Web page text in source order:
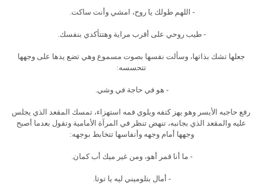
- اللهم طولك يا روح، امشي وأنت ساكت.
- طيب روحي على أقرب مراية وهتتأكدي بنفسك.
جعلها تشك بذاتها، وسألت نفسها بصوت مسموع وهي تضع يدها على وجهها
تتحسسه:
- هو في حاجة في وشي.
رفع حاجبه الأيسر وهو يهز كتفه ويلوي فمه استهزاء، تمسك المقعد الذي يجلس
عليه والمقعد الذي بجانبه، تنهض تنظر في المرآة الأمامية وتقول بعدما أصبح
وجهها أمام وجهه وأنفاسها تتخابط بوجهه:
- ما أنا قمر أهو، ومن غير ميك أب كمان.
- أمال بتلوميني ليه يا توتا.